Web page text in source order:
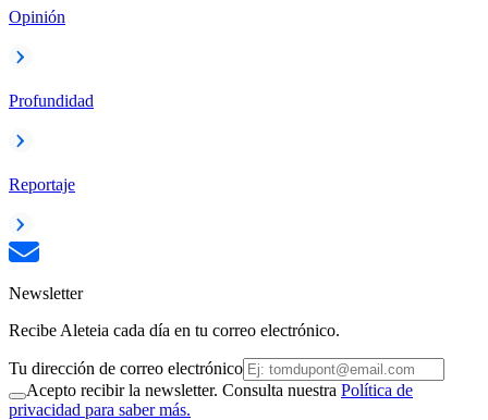
Opinión
Profundidad
Reportaje
Newsletter
Recibe Aleteia cada día en tu correo electrónico.
Tu dirección de correo electrónico
Acepto recibir la newsletter. Consulta nuestra Política de
privacidad para saber más.